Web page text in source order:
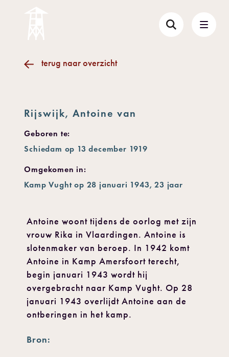
terug naar overzicht
Rijswijk, Antoine van
Geboren te:
Schiedam op 13 december 1919
Omgekomen in:
Kamp Vught op 28 januari 1943, 23 jaar
Antoine woont tijdens de oorlog met zijn
vrouw Rika in Vlaardingen. Antoine is
slotenmaker van beroep. In 1942 komt
Antoine in Kamp Amersfoort terecht,
begin januari 1943 wordt hij
overgebracht naar Kamp Vught. Op 28
januari 1943 overlijdt Antoine aan de
ontberingen in het kamp.
Bron: